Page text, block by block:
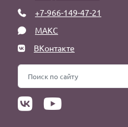
+7-966-149-47-21
МАКС
ВКонтакте